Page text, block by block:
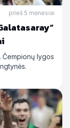
prieš 5 mėnesiai
Čempionų lygos